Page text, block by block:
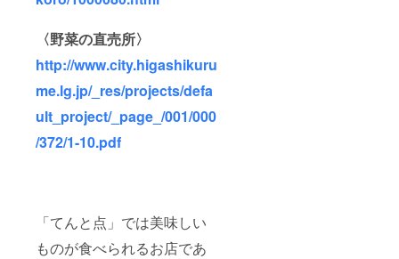
〈野菜の直売所〉
http://www.city.higashikuru
me.lg.jp/_res/projects/defa
ult_project/_page_/001/000
/372/1-10.pdf
「てんと点」では美味しい
ものが食べられるお店であ